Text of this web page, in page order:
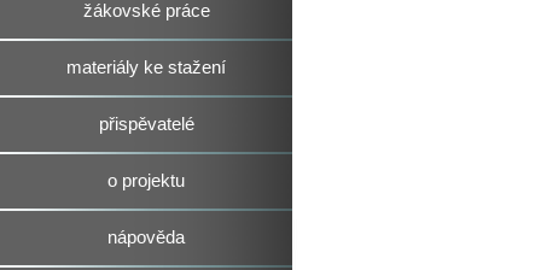
žákovské práce
materiály ke stažení
přispěvatelé
o projektu
nápověda